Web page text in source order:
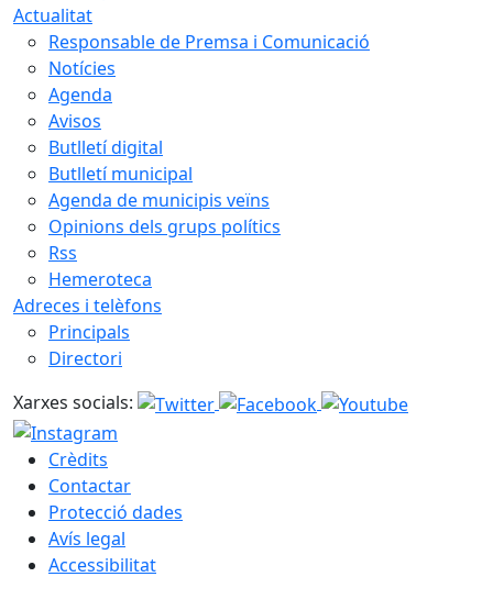
Actualitat
Responsable de Premsa i Comunicació
Notícies
Agenda
Avisos
Butlletí digital
Butlletí municipal
Agenda de municipis veïns
Opinions dels grups polítics
Rss
Hemeroteca
Adreces i telèfons
Principals
Directori
Xarxes socials:
Crèdits
Contactar
Protecció dades
Avís legal
Accessibilitat